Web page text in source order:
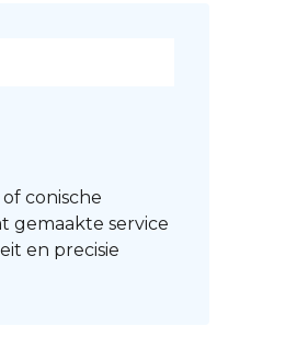
conische
gemaakte service
en precisie